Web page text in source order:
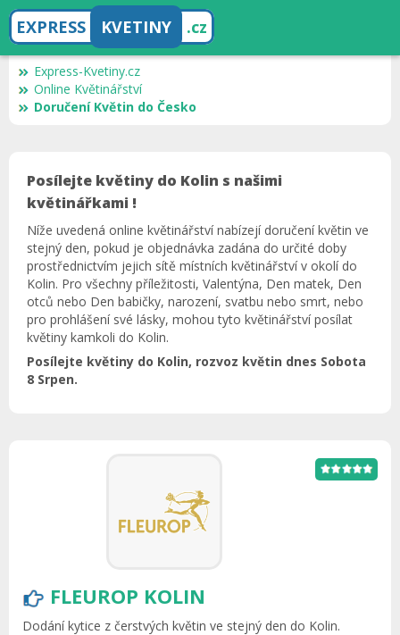
EXPRESS KVETINY .cz
Express-Kvetiny.cz
Online Květinářství
Doručení Květin do Česko
Posílejte květiny do Kolin s našimi
květinářkami !
Níže uvedená online květinářství nabízejí doručení květin ve
stejný den, pokud je objednávka zadána do určité doby
prostřednictvím jejich sítě místních květinářství v okolí do
Kolin. Pro všechny příležitosti, Valentýna, Den matek, Den
otců nebo Den babičky, narození, svatbu nebo smrt, nebo
pro prohlášení své lásky, mohou tyto květinářství posílat
květiny kamkoli do Kolin.
Posílejte květiny do Kolin, rozvoz květin dnes Sobota
8 Srpen.
FLEUROP KOLIN
Dodání kytice z čerstvých květin ve stejný den do Kolin.